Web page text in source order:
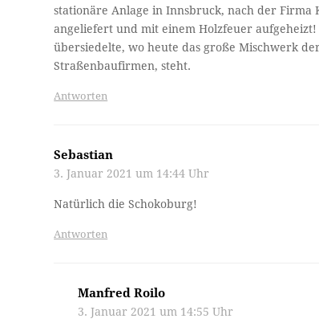
stationäre Anlage in Innsbruck, nach der Firma
angeliefert und mit einem Holzfeuer
übersiedelte, wo heute das große Mischwerk
Straßenbaufirmen, steht.
Antworten
Sebastian
3. Januar 2021 um 14:44 Uhr
Natürlich die Schokoburg!
Antworten
Manfred Roilo
3. Januar 2021 um 14:55 Uhr